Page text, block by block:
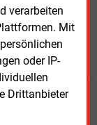
verarbeiten
Mit
oder IP-
Drittanbieter
AG und die
23.11.2023, 12:16